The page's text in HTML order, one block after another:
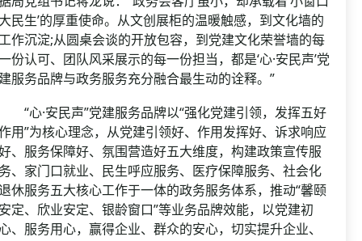
民生’的厚重使命。从文创展柜的温暖触感，到文化墙的
作沉淀;从圆桌会谈的开放包容，到党建文化荣誉墙的每
份认可、团队风采展示的每一份担当，都是‘心·安民声’党
服务品牌与政务服务充分融合最生动的诠释。”
心·安民声”党建服务品牌以“强化党建引领，发挥五好
用”为核心理念，从党建引领好、作用发挥好、诉求响应
、服务保障好、氛围营造好五大维度，构建政策宣传服
、家门口就业、民生呼应服务、医疗保障服务、社会化
休服务五大核心工作于一体的政务服务体系，推动“馨颐
定、欣业安定、银龄窗口”等业务品牌效能，以党建初
、服务用心，赢得企业、群众的安心，切实提升企业、